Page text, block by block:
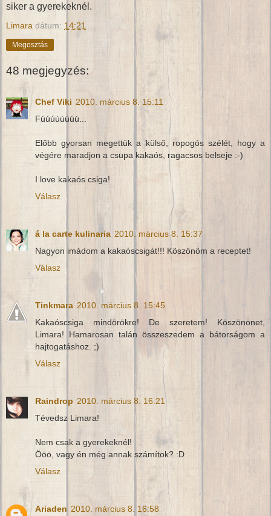
siker a gyerekeknél.
Limara dátum: 14:21
Megosztás
48 megjegyzés:
Chef Viki 2010. március 8. 15:11
Fúúúúúúúú...
Előbb gyorsan megettük a külső, ropogós szélét, hogy a
végére maradjon a csupa kakaós, ragacsos belseje :-)
I love kakaós csiga!
Válasz
á la carte kulinaria 2010. március 8. 15:37
Nagyon imádom a kakaóscsigát!!! Köszönöm a receptet!
Válasz
Tinkmara 2010. március 8. 15:45
Kakaóscsiga mindörökre! De szeretem! Köszönönet,
Limara! Hamarosan talán összeszedem a bátorságom a
hajtogatáshoz. ;)
Válasz
Raindrop 2010. március 8. 16:21
Tévedsz Limara!
Nem csak a gyerekeknél!
Ööö, vagy én még annak számítok? :D
Válasz
Ariaden 2010. március 8. 16:58